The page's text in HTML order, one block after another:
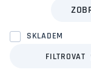
SKLADEM
FILTROVAT